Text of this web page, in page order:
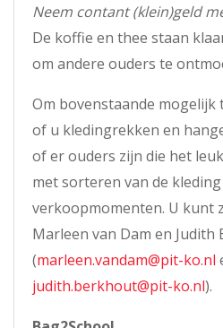
Neem contant (klein)geld
De koffie en thee staan
om andere ouders te
Om bovenstaande mogelijk
of u kledingrekken en
of er ouders zijn die het
met sorteren van de
verkoopmomenten. U kunt
Marleen van Dam en Judith
(marleen.vandam@pit-ko.nl
judith.berkhout@pit-ko.nl).